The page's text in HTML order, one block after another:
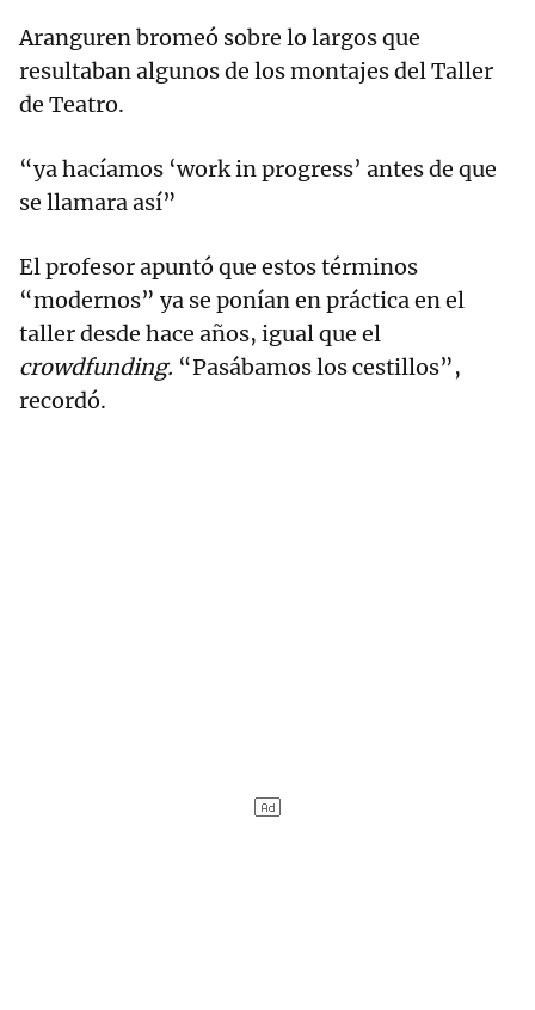
Aranguren bromeó sobre lo largos que
resultaban algunos de los montajes del Taller
de Teatro.
“ya hacíamos ‘work in progress’ antes de que
se llamara así”
El profesor apuntó que estos términos
“modernos” ya se ponían en práctica en el
taller desde hace años, igual que el
crowdfunding. “Pasábamos los cestillos”,
recordó.